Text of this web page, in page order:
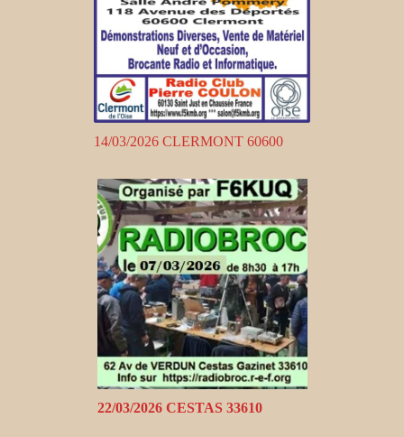
14/03/2026 CLERMONT 60600
22/03/2026 CESTAS 33610